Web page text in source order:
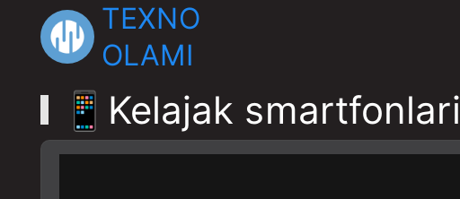
TEXNO
OLAMI
📱Kelajak smartfonlari